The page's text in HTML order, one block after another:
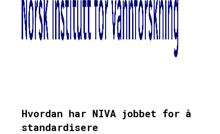
Hvordan har NIVA jobbet for å
standardisere